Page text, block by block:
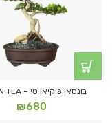
בונסאי פוקיאן טי – FUKIEN TEA
₪680